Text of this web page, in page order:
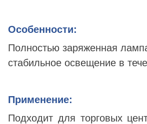
Особенности:
Полностью заряженная
стабильное освещение в
Применение:
Подходит для торговых